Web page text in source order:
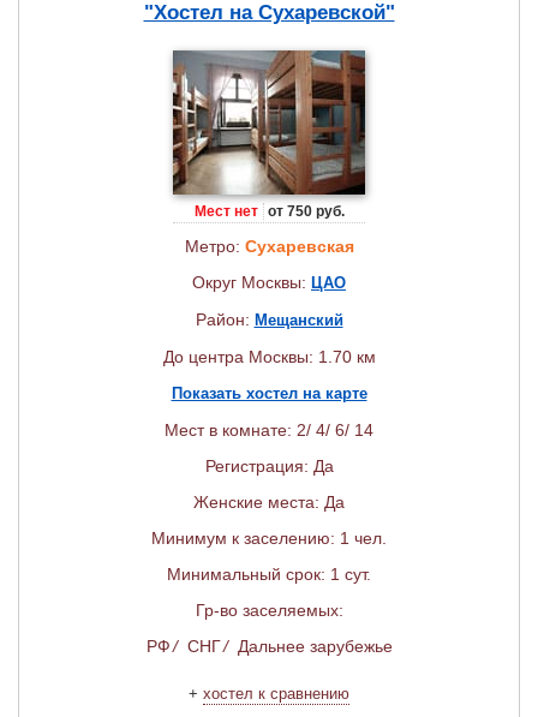
"Хостел на Сухаревской"
Мест нет от 750 руб.
Метро: Сухаревская
Округ Москвы: ЦАО
Район: Мещанский
До центра Москвы: 1.70 км
Показать хостел на карте
Мест в комнате: 2/ 4/ 6/ 14
Регистрация: Да
Женские места: Да
Минимум к заселению: 1 чел.
Минимальный срок: 1 сут.
Гр-во заселяемых:
РФ/ СНГ/ Дальнее зарубежье
+ хостел к сравнению